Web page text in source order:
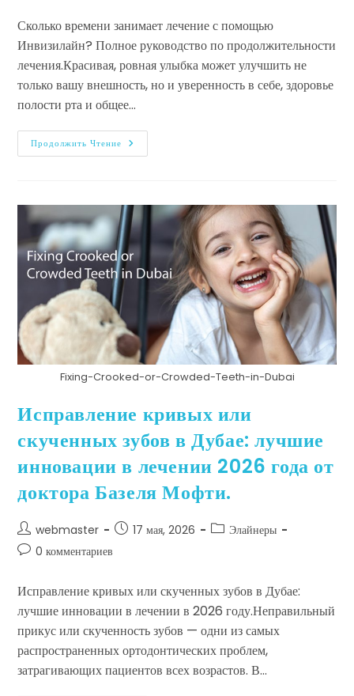
Сколько времени занимает лечение с помощью
Инвизилайн? Полное руководство по продолжительности
лечения.Красивая, ровная улыбка может улучшить не
только вашу внешность, но и уверенность в себе, здоровье
полости рта и общее…
Продолжить Чтение
Fixing-Crooked-or-Crowded-Teeth-in-Dubai
Исправление кривых или
скученных зубов в Дубае: лучшие
инновации в лечении 2026 года от
доктора Базеля Мофти.
webmaster 17 мая, 2026
Элайнеры
0 комментариев
Исправление кривых или скученных зубов в Дубае:
лучшие инновации в лечении в 2026 году.Неправильный
прикус или скученность зубов — одни из самых
распространенных ортодонтических проблем,
затрагивающих пациентов всех возрастов. В…